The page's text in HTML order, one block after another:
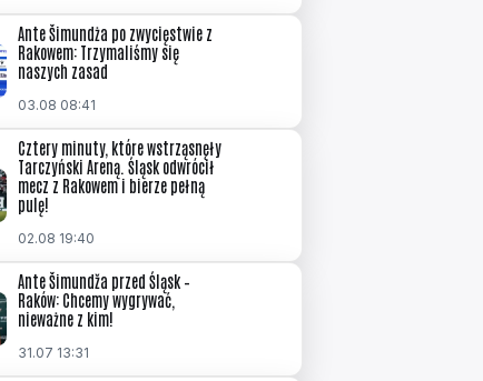
Ante Šimundża po zwycięstwie z
Rakowem: Trzymaliśmy się
naszych zasad
03.08 08:41
Cztery minuty, które wstrząsnęły
Tarczyński Areną. Śląsk odwrócił
mecz z Rakowem i bierze pełną
pulę!
02.08 19:40
Ante Šimundža przed Śląsk –
Raków: Chcemy wygrywać,
nieważne z kim!
31.07 13:31